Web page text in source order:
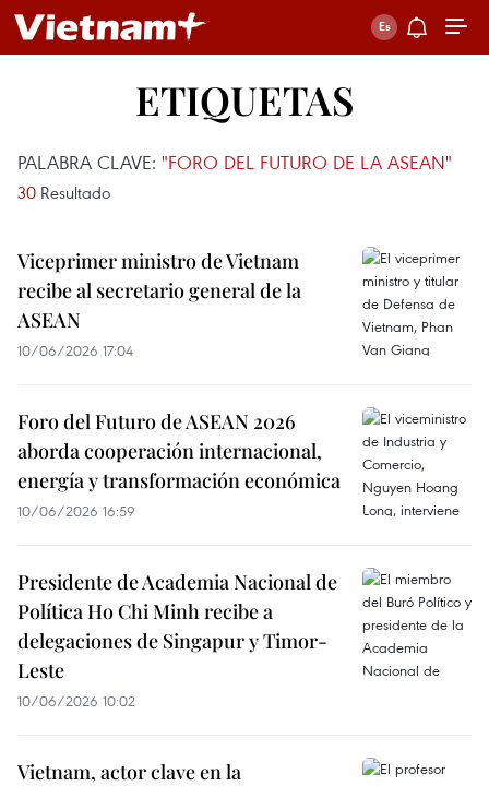
ETIQUETAS
PALABRA CLAVE: "FORO DEL FUTURO DE LA ASEAN"
30 Resultado
Viceprimer ministro de Vietnam
recibe al secretario general de la
ASEAN
10/06/2026 17:04
Foro del Futuro de ASEAN 2026
aborda cooperación internacional,
energía y transformación económica
10/06/2026 16:59
Presidente de Academia Nacional de
Política Ho Chi Minh recibe a
delegaciones de Singapur y Timor-
Leste
10/06/2026 10:02
Vietnam, actor clave en la